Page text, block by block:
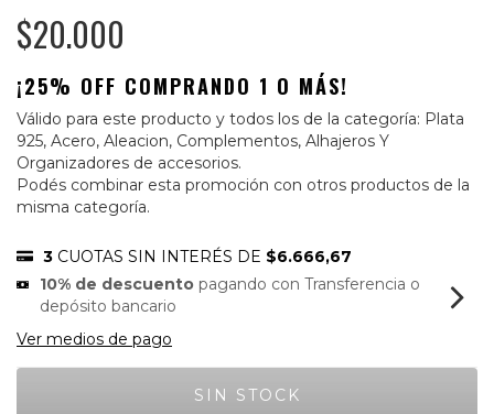
$20.000
¡25% OFF COMPRANDO 1 O MÁS!
Válido para este producto y todos los de la categoría: Plata
925, Acero, Aleacion, Complementos, Alhajeros Y
Organizadores de accesorios.
Podés combinar esta promoción con otros productos de la
misma categoría.
3 CUOTAS SIN INTERÉS DE $6.666,67
10% de descuento pagando con Transferencia o
depósito bancario
Ver medios de pago